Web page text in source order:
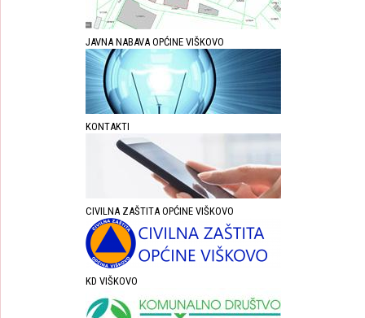
JAVNA NABAVA OPĆINE VIŠKOVO
KONTAKTI
CIVILNA ZAŠTITA OPĆINE VIŠKOVO
KD VIŠKOVO